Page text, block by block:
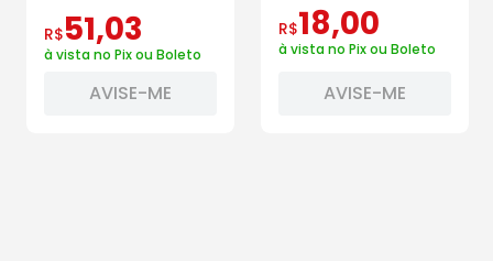
R$51,03
à vista no Pix ou Boleto
AVISE-ME
R$18,00
à vista no Pix ou Boleto
AVISE-ME